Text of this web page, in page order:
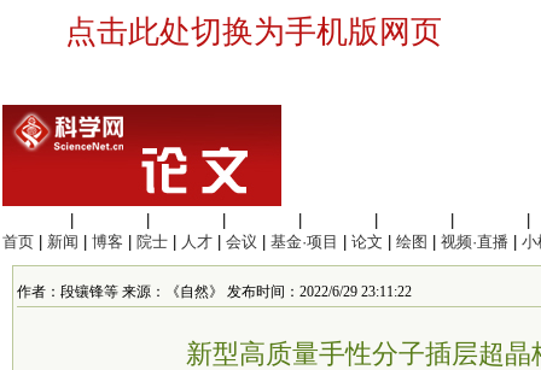
点击此处切换为手机版网页
首页
新闻 博客 院士 人才 会议 基金·项目 论文 绘图 视频·直播 小
作者：段镶锋等 来源：《自然》 发布时间：2022/6/29 23:11:22
新型高质量手性分子插层超晶